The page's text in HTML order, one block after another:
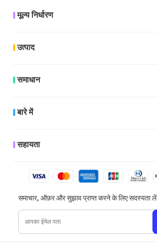
मूल्य निर्धारण
उत्पाद
समाधान
बारे में
सहायता
समाचार, ऑफ़र और सुझाव प्राप्त करने के लिए सदस्यता लें